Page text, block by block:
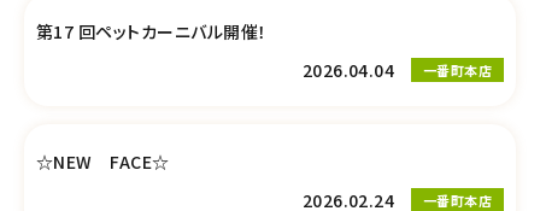
第17 回ペットカーニバル開催！
2026.04.04
一番町本店
☆NEW FACE☆
2026.02.24
一番町本店